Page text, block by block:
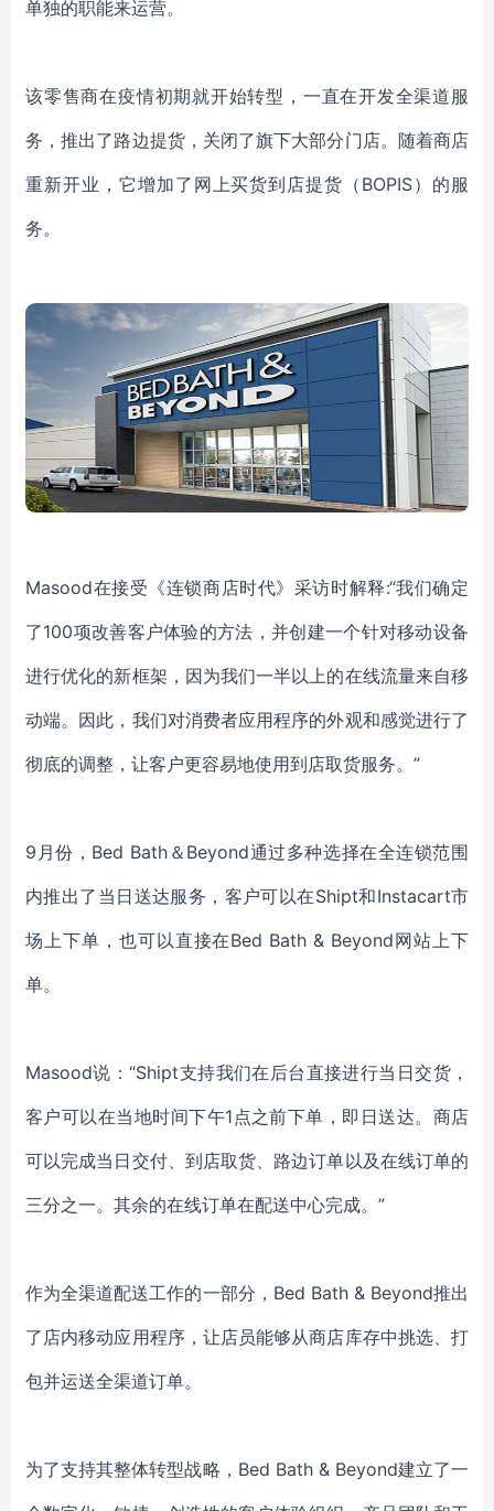
单独的职能来运营。
该零售商在疫情初期就开始转型，一直在开发全渠道服
务 ，推出了路边提货，关闭了旗下大部分门店。随着商店
重新开业，它增加了网上买货到店提货 （ BOPIS） 的服
务。
Masood在接受 《连锁商店时代》 采访时解释:“我们确定
了100项改善客户体验的方法 ， 并创建一个针对移动设备
进行优化的新框架 ， 因为我们一半以上的在线流量来自移
动端。 因此， 我们对消费者应用程序的外观和感觉进行了
彻底的调整，让客户更容易地使用到店取货服务。 ”
9月份 ， Bed Bath＆Beyond通过多种选择在全连锁范围
内推出了当日送达服务 ， 客户可以在Shipt和Instacart市
场上下单，也可以直接在Bed Bath & Beyond网站上下
单。
Masood说：“Shipt支持我们在后台直接进行当日交货 ，
客户可以在当地时间下午1点之前下单 ， 即日送达。商店
可以完成当日交付、 到店取货、 路边订单以及在线订单的
三分之一。其余的在线订单在配送中心完成。 ”
作为全渠道配送工作的一部分， Bed Bath & Beyond推出
了店内移动应用程序，让店员能够从商店库存中挑选、打
包并运送全渠道订单。
为了支持其整体转型战略， Bed Bath & Beyond建立了一